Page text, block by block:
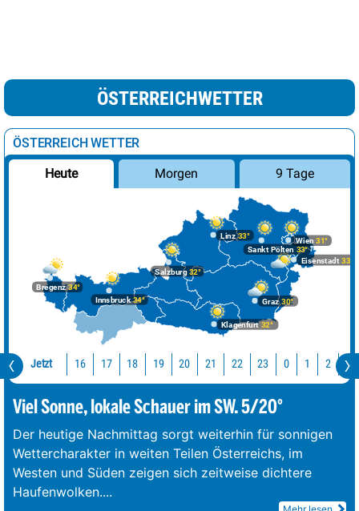
ÖSTERREICHWETTER
ÖSTERREICH WETTER
Heute Morgen 9 Tage
Bregenz34°
Graz30°
Innsbruck34°
Klagenfurt 32°
Linz33°
Salzburg32°
Wien 31°
Eisenstadt 33°
Sankt Pölten 33°
Jetzt 16 17 18 19 20 21 22 23 0 1 2 3
Viel Sonne, lokale Schauer im SW. 5/20°
Der heutige Nachmittag sorgt weiterhin für sonnigen
Wettercharakter in weiten Teilen Österreichs, im
Westen und Süden zeigen sich zeitweise dichtere
Haufenwolken....